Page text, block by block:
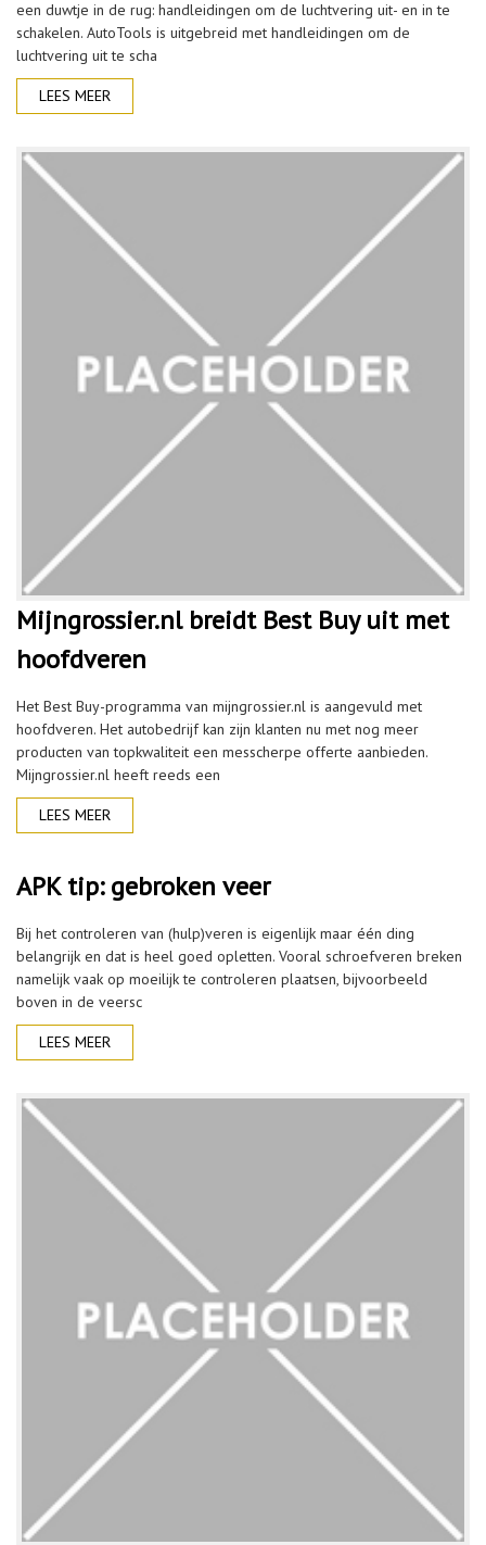
een duwtje in de rug: handleidingen om de luchtvering uit- en in te
schakelen. AutoTools is uitgebreid met handleidingen om de
luchtvering uit te scha
LEES MEER
Mijngrossier.nl breidt Best Buy uit met
hoofdveren
Het Best Buy-programma van mijngrossier.nl is aangevuld met
hoofdveren. Het autobedrijf kan zijn klanten nu met nog meer
producten van topkwaliteit een messcherpe offerte aanbieden.
Mijngrossier.nl heeft reeds een
LEES MEER
APK tip: gebroken veer
Bij het controleren van (hulp)veren is eigenlijk maar één ding
belangrijk en dat is heel goed opletten. Vooral schroefveren breken
namelijk vaak op moeilijk te controleren plaatsen, bijvoorbeeld
boven in de veersc
LEES MEER